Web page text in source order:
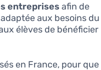
entreprises afin de
aux besoins du
élèves de bénéficier
en France, pour que